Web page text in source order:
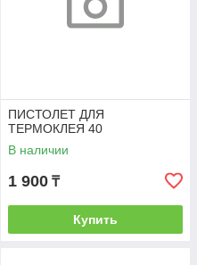
ПИСТОЛЕТ ДЛЯ
ТЕРМОКЛЕЯ 40
В наличии
1 900 ₸
Купить